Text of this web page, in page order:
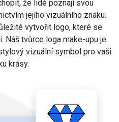
že lidé poznají svou
jejího vizuálního znaku.
vytvořit logo, které se
Náš tvůrce loga make-upu je
vizuální symbol pro vaši
krásy.